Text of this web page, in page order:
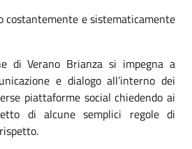
costantemente e sistematicamente
di Verano Brianza si impegna a
e dialogo all’interno dei
piattaforme social chiedendo ai
di alcune semplici regole di